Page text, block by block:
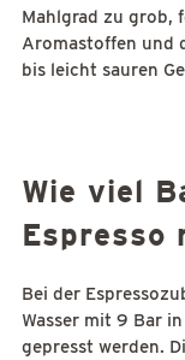
Mahlgrad zu grob,
Aromastoffen und
bis leicht sauren
Wie viel
Espresso
Bei der
Wasser mit 9 Bar
gepresst werden.